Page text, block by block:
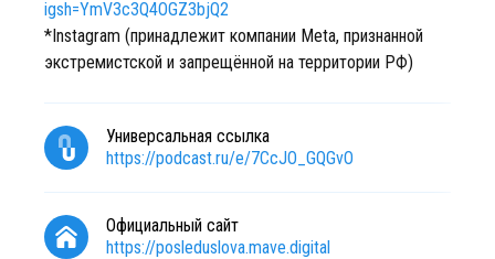
igsh=YmV3c3Q4OGZ3bjQ2
*Instagram (принадлежит компании Meta, признанной
экстремистской и запрещённой на территории РФ)
Универсальная ссылка
https://podcast.ru/e/7CcJO_GQGvO
Официальный сайт
https://posleduslova.mave.digital